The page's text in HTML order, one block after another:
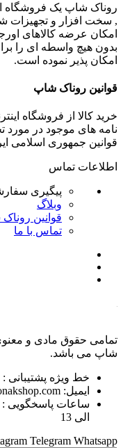
, سخت افزار و تجهیزات
امکان عرضه کالاهای
بدون هیچ واسطه ای را
امکان پذیر نموده است.
قوانین روناک شاپ
خرید کالا از فروشگاه
نامه های موجود در مورد
قوانین جمهوری اسلامی
اطلاعات تماس
پیگیری
وبلاگ
قوانین
تماس با ما
تمامی حقوق مادی و
شاپ می باشد.
خط ویژه پشتیبانی : 02191309121 داخلی 4
ایمیل: info@ronakshop.com
الی 13
Telegram Whatsapp